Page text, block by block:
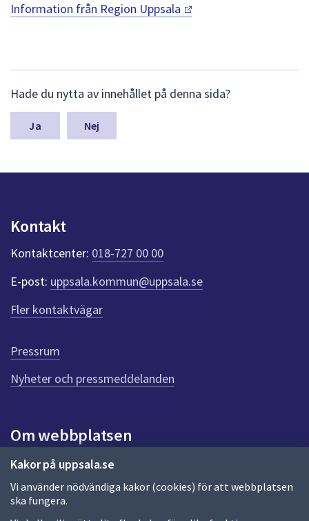
Kakor på uppsala.se
Vi använder nödvändiga kakor (cookies) för att webbplatsen
ska fungera.
Information från Region Uppsala
ä
m
a
y
n
t
r
ö
e
n
n
i
d
a
Hade du nytta av innehållet på denna sida?
Nej
Kontakt
Kontaktcenter: 018-727 00 00
E-post: uppsala.kommun@uppsala.se
Fler kontaktvägar
Pressrum
Nyheter och pressmeddelanden
Om webbplatsen
Om webbplatsen
Allmänna handlingar och diarium
Behandling av personuppgifter